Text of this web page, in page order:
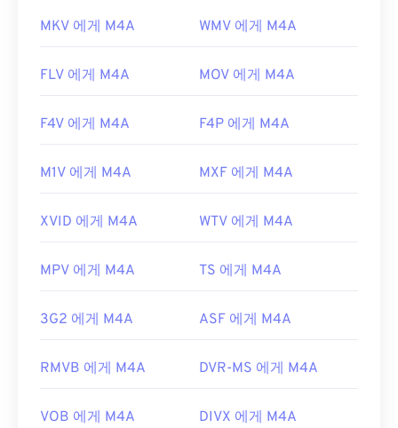
MKV 에게 M4A WMV 에게 M4A
FLV 에게 M4A MOV 에게 M4A
F4V 에게 M4A F4P 에게 M4A
M1V 에게 M4A MXF 에게 M4A
XVID 에게 M4A WTV 에게 M4A
MPV 에게 M4A TS 에게 M4A
3G2 에게 M4A ASF 에게 M4A
RMVB 에게 M4A DVR-MS 에게 M4A
VOB 에게 M4A DIVX 에게 M4A